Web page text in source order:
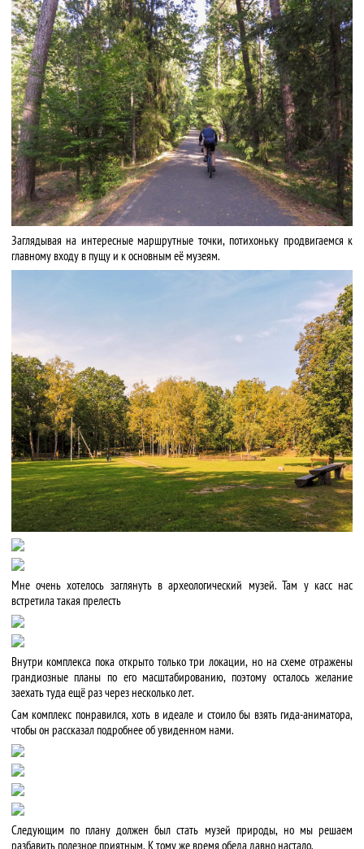
Заглядывая на интересные маршрутные точки, потихоньку продвигаемся к
главному входу в пущу и к основным её музеям.
Мне очень хотелось заглянуть в археологический музей. Там у касс нас
встретила такая прелесть
Внутри комплекса пока открыто только три локации, но на схеме отражены
грандиозные планы по его масштабированию, поэтому осталось желание
заехать туда ещё раз через несколько лет.
Сам комплекс понравился, хоть в идеале и стоило бы взять гида-аниматора,
чтобы он рассказал подробнее об увиденном нами.
Следующим по плану должен был стать музей природы, но мы решаем
разбавить полезное приятным. К тому же время обеда давно настало.